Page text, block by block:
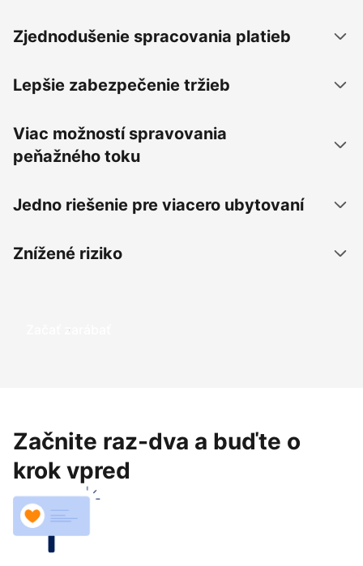
Zjednodušenie spracovania platieb
Lepšie zabezpečenie tržieb
Viac možností spravovania
peňažného toku
Jedno riešenie pre viacero ubytovaní
Znížené riziko
Začať zarábať
Začnite raz-dva a buďte o
krok vpred